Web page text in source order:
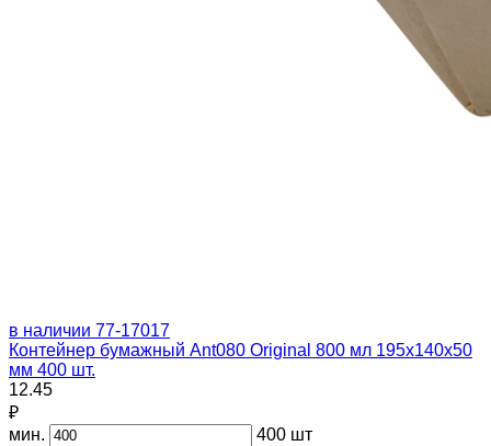
в наличии 77-17017
Контейнер бумажный Ant080 Original 800 мл 195х140х50
мм 400 шт.
12.45
₽
мин.
400 шт